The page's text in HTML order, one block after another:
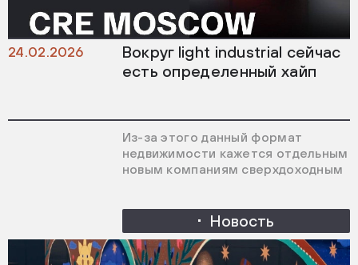
24.02.2026
Вокруг light industrial сейчас
есть определенный хайп
Из-за этого данный формат
недвижимости кажется отдельным
новым компаниям сверхдоходным
Новость